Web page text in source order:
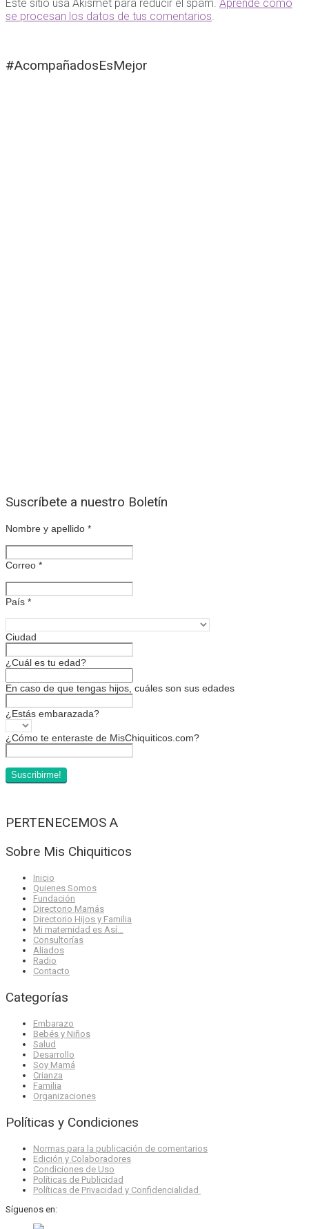
Este sitio usa Akismet para reducir el spam. Aprende cómo
se procesan los datos de tus comentarios
#AcompañadosEsMejor
Suscríbete a nuestro Boletín
Nombre y apellido *
Correo *
País *
Ciudad
¿Cuál es tu edad?
En caso de que tengas hijos, cuáles son sus edades
¿Estás embarazada?
¿Cómo te enteraste de MisChiquiticos.com?
PERTENECEMOS A
Sobre Mis Chiquiticos
Inicio
Quienes Somos
Fundación
Directorio Mamás
Directorio Hijos y Familia
Mi maternidad es Así…
Consultorías
Aliados
Radio
Contacto
Categorías
Embarazo
Bebés y Niños
Salud
Desarrollo
Soy Mamá
Crianza
Familia
Organizaciones
Políticas y Condiciones
Normas para la publicación de comentarios
Edición y Colaboradores
Condiciones de Uso
Políticas de Publicidad
Políticas de Privacidad y Confidencialidad
Síguenos en: